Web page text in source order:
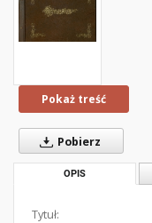
Pokaż treść
Pobierz
OPIS
Tytuł: